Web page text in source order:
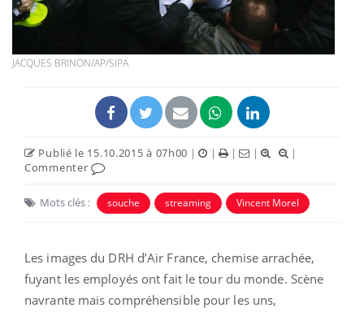
JACQUES BRINON/AP/SIPA
Publié le 15.10.2015 à 07h00 | | | |
|
Commenter
Mots clés : souche streaming Vincent Morel
Les images du DRH d’Air France, chemise arrachée,
fuyant les employés ont fait le tour du monde. Scène
navrante mais compréhensible pour les uns,